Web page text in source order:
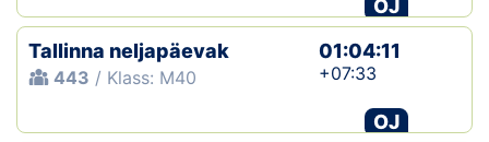
OJ
Tallinna neljapäevak
443 / Klass: M40
01:04:11
+07:33
OJ